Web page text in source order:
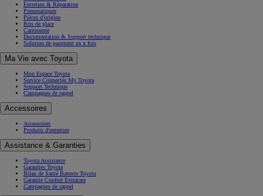
Entretien & Réparation
Pneumatiques
Pièces d'origine
Bris de glace
Carrosserie
Documentation & Support technique
Solution de paiement en x fois
Ma Vie avec Toyota
Mon Espace Toyota
Service Connectés My Toyota
Support Technique
Campagnes de rappel
Accessoires
Accessoires
Produits d'entretien
Assistance & Garanties
Toyota Assistance
Garanties Toyota
Bilan de Santé Batterie Toyota
Garantie Confort Extracare
Campagnes de rappel